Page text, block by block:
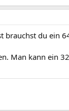
brauchst du ein
Man kann ein